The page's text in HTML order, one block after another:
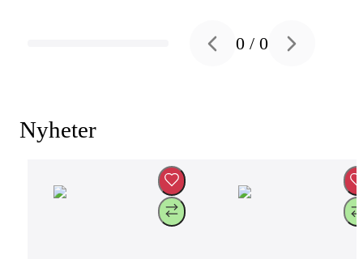
Previous slide
0 /0 Next slide
Nyheter